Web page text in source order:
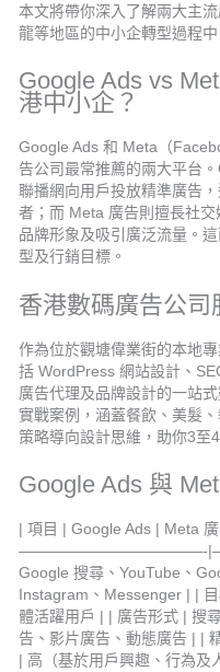
本文將帶你深入了解兩大主
龍等地區的中小企轉型過程中
Google Ads vs
港中小企？
Google Ads 和 Meta（
告公司最常推薦的兩大平台
聯播網向用戶投放精準廣告
者；而 Meta 廣告則擅長社
品牌形象及吸引廣泛流量。
型及行銷目標。
香港數碼廣告公司
作為位於觀塘偉業街的本地
括 WordPress 網站設計、
廣告代理及品牌設計的一站
實戰案例，涵蓋餐飲、美髮
策略導向設計思維，助你3至
Google Ads 與
| 項目 | Google Ads |
————————————-
Google 搜尋、YouTube、
Instagram、Messenger | |
體活躍用戶 | | 廣告形式 | 搜
告、影片廣告、動態廣告 | |
| 高（基於用戶興趣、行為及